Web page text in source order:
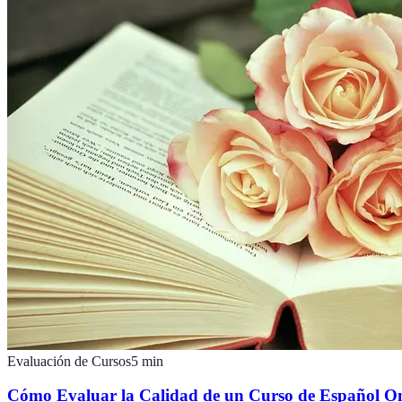
Evaluación de Cursos5 min
Cómo Evaluar la Calidad de un Curso de Español